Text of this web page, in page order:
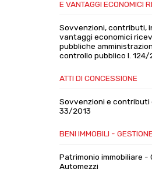
E VANTAGGI ECONOMICI
Sovvenzioni, contributi,
vantaggi economici
pubbliche
controllo pubblico l. 124/
ATTI DI CONCESSIONE
Sovvenzioni e contributi
33/2013
BENI IMMOBILI -
Patrimonio immobiliare -
Automezzi